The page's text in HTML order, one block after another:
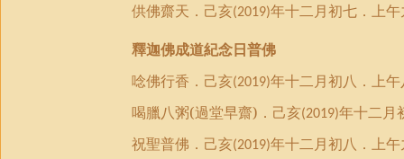
供佛齋天 ． 己亥(2019)年十二月初七 ． 上
釋迦佛成道紀念日普佛
唸佛行香．己亥(2019)年十二月初八．上
喝臘八粥(過堂早齋)．己亥(2019)年十二月
祝聖普佛．己亥(2019)年十二月初八．上